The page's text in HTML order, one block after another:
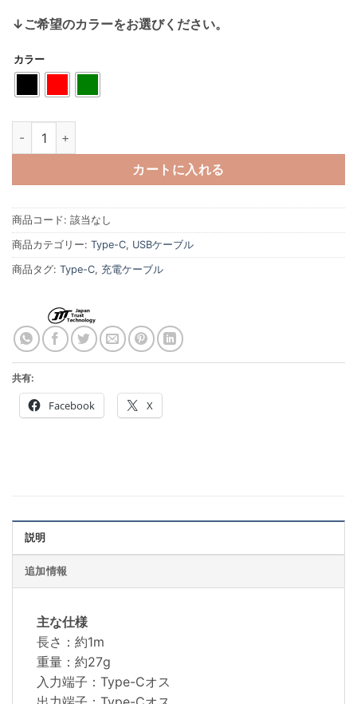
↓ご希望のカラーをお選びください。
カラー
日本トラストテクノロジー 180°回転コネクタPD100Wケーブル
カートに入れる
商品コード: 該当なし
商品カテゴリー: Type-C, USBケーブル
商品タグ: Type-C, 充電ケーブル
共有:
Facebook X
説明
追加情報
主な仕様
長さ：約1m
重量：約27g
入力端子：Type-Cオス